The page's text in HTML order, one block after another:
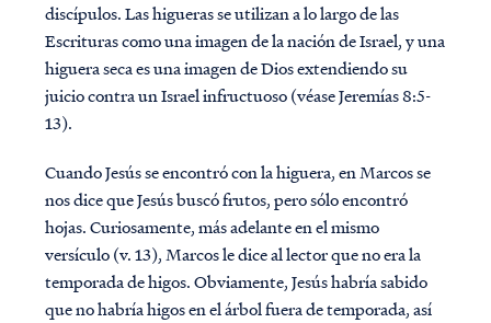
discípulos. Las higueras se utilizan a lo largo de las
Escrituras como una imagen de la nación de Israel, y una
higuera seca es una imagen de Dios extendiendo su
juicio contra un Israel infructuoso (véase Jeremías 8:5-
13).
Cuando Jesús se encontró con la higuera, en Marcos se
nos dice que Jesús buscó frutos, pero sólo encontró
hojas. Curiosamente, más adelante en el mismo
versículo (v. 13), Marcos le dice al lector que no era la
temporada de higos. Obviamente, Jesús habría sabido
que no habría higos en el árbol fuera de temporada, así